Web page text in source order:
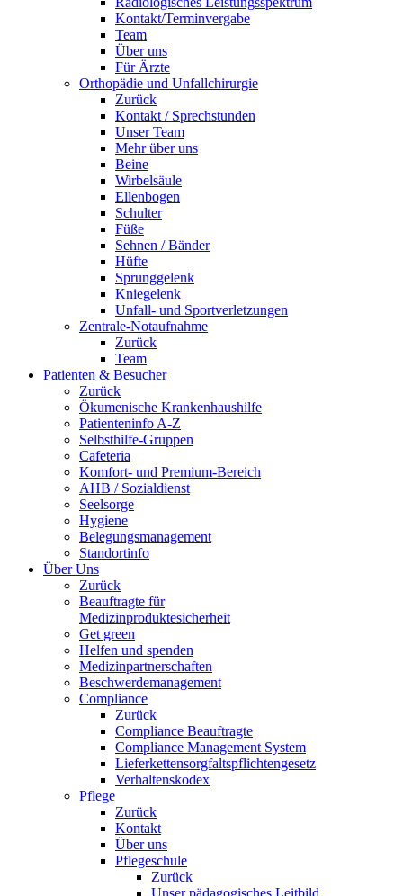
Kontakt/Terminvergabe
Team
Über uns
Für Ärzte
Orthopädie und Unfallchirurgie
Zurück
Kontakt / Sprechstunden
Unser Team
Mehr über uns
Beine
Wirbelsäule
Ellenbogen
Schulter
Füße
Sehnen / Bänder
Hüfte
Sprunggelenk
Kniegelenk
Unfall- und Sportverletzungen
Zentrale-Notaufnahme
Zurück
Team
Patienten & Besucher
Zurück
Ökumenische Krankenhaushilfe
Patienteninfo A-Z
Selbsthilfe-Gruppen
Cafeteria
Komfort- und Premium-Bereich
AHB / Sozialdienst
Seelsorge
Hygiene
Belegungsmanagement
Standortinfo
Über Uns
Zurück
Beauftragte für
Medizinproduktesicherheit
Get green
Helfen und spenden
Medizinpartnerschaften
Beschwerdemanagement
Compliance
Zurück
Compliance Beauftragte
Compliance Management System
Lieferkettensorgfaltspflichtengesetz
Verhaltenskodex
Pflege
Zurück
Kontakt
Über uns
Pflegeschule
Zurück
Unser pädagogisches Leitbild